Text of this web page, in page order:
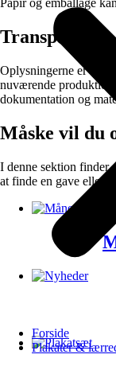
Forside
Plakater &
Papir og emballage
Transparens
Oplysningerne er
nuværende
dokumentation og
Måske vil du
I denne sektion finder
at finde en gave eller